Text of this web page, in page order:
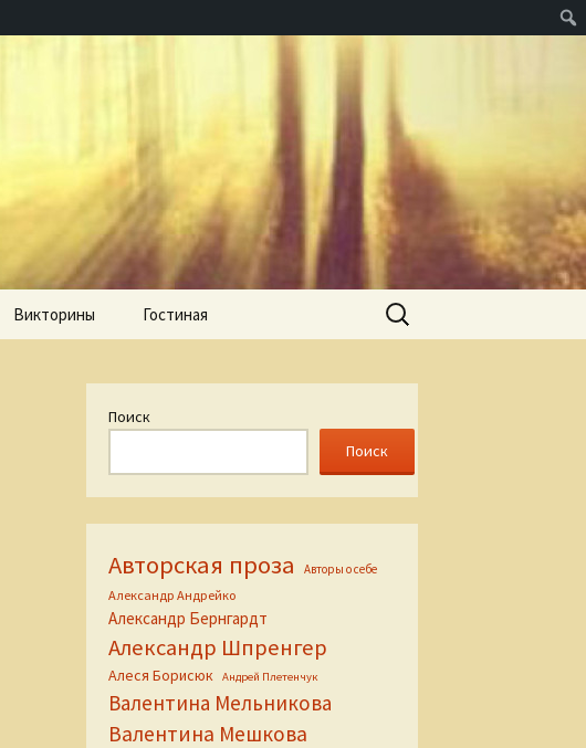
Викторины Гостиная
Найти:
Поиск
Поиск
Авторская проза Авторы о себе
Александр Андрейко
Александр Бернгардт
Александр Шпренгер
Алеся Борисюк Андрей Плетенчук
Валентина Мельникова
Валентина Мешкова